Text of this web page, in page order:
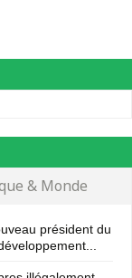
& Monde
président du